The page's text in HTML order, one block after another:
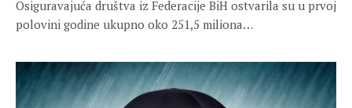
Osiguravajuća društva iz Federacije BiH ostvarila su u prvoj
polovini godine ukupno oko 251,5 miliona…